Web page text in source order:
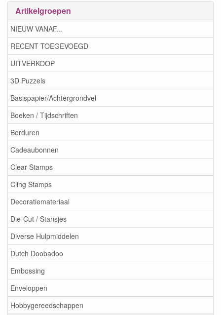
Artikelgroepen
NIEUW VANAF...
RECENT TOEGEVOEGD
UITVERKOOP
3D Puzzels
Basispapier/Achtergrondvel
Boeken / Tijdschriften
Borduren
Cadeaubonnen
Clear Stamps
Cling Stamps
Decoratiemateriaal
Die-Cut / Stansjes
Diverse Hulpmiddelen
Dutch Doobadoo
Embossing
Enveloppen
Hobbygereedschappen